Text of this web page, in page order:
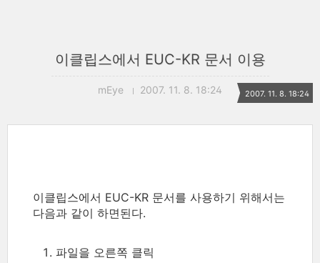
이클립스에서 EUC-KR 문서 이용
mEye 2007. 11. 8. 18:24 2007. 11. 8. 18:24
이클립스에서 EUC-KR 문서를 사용하기 위해서는
다음과 같이 하면된다.
파일을 오른쪽 클릭